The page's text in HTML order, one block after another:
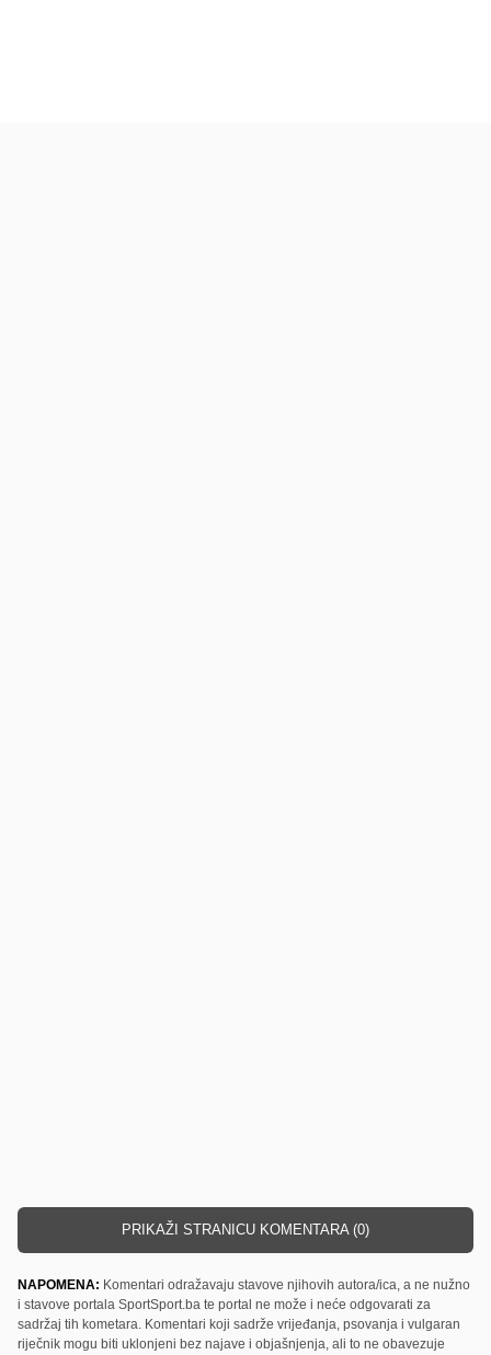
PRIKAŽI STRANICU KOMENTARA (0)
NAPOMENA: Komentari odražavaju stavove njihovih autora/ica, a ne nužno
i stavove portala SportSport.ba te portal ne može i neće odgovarati za
sadržaj tih kometara. Komentari koji sadrže vrijeđanja, psovanja i vulgaran
riječnik mogu biti uklonjeni bez najave i objašnjenja, ali to ne obavezuje